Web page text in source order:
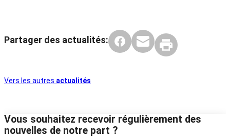
Partager des actualités:
Vers les autres actualités
Vous souhaitez recevoir régulièrement des
nouvelles de notre part ?